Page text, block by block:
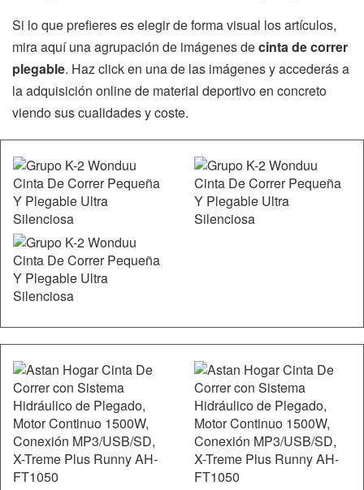
Si lo que prefieres es elegir de forma visual los artículos,
mira aquí una agrupación de imágenes decinta de correr
plegable. Haz click en una de las imágenes y accederás a
la adquisición online de material deportivo en concreto
viendo sus cualidades y coste.